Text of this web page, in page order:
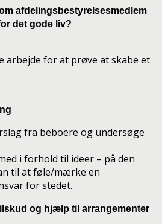
afdelingsbestyrelsesmedlem
det gode liv?
arbejde for at prøve at skabe et
fra beboere og undersøge
i forhold til ideer – på den
til at føle/mærke en
for stedet.
og hjælp til arrangementer